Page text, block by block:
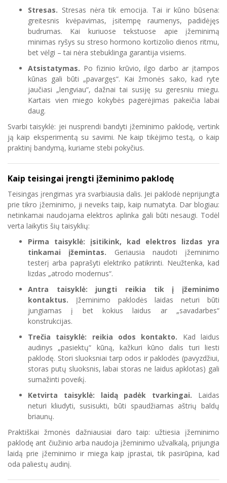
Stresas. Stresas nėra tik emocija. Tai ir kūno būsena:
greitesnis kvėpavimas, įsitempę raumenys, padidėjęs
budrumas. Kai kuriuose tekstuose apie įžeminimą
minimas ryšys su streso hormono kortizolio dienos ritmu,
bet vėlgi – tai nėra stebuklinga garantija visiems.
Atsistatymas. Po fizinio krūvio, ilgo darbo ar įtampos
kūnas gali būti „pavargęs“. Kai žmonės sako, kad ryte
jaučiasi „lengviau“, dažnai tai susiję su geresniu miegu.
Kartais vien miego kokybės pagerėjimas pakeičia labai
daug.
Svarbi taisyklė: jei nusprendi bandyti įžeminimo paklodę, vertink
ją kaip eksperimentą su savimi. Ne kaip tikėjimo testą, o kaip
praktinį bandymą, kuriame stebi pokyčius.
Kaip teisingai įrengti įžeminimo paklodę
Teisingas įrengimas yra svarbiausia dalis. Jei paklodė neprijungta
prie tikro įžeminimo, ji neveiks taip, kaip numatyta. Dar blogiau:
netinkamai naudojama elektros aplinka gali būti nesaugi. Todėl
verta laikytis šių taisyklių:
Pirma taisyklė: įsitikink, kad elektros lizdas yra
tinkamai įžemintas. Geriausia naudoti įžeminimo
testerį arba paprašyti elektriko patikrinti. Neužtenka, kad
lizdas „atrodo modernus“.
Antra taisyklė: jungti reikia tik į įžeminimo
kontaktus. Įžeminimo paklodės laidas neturi būti
jungiamas į bet kokius laidus ar „savadarbes“
konstrukcijas.
Trečia taisyklė: reikia odos kontakto. Kad laidus
audinys „pasiektų“ kūną, kažkuri kūno dalis turi liesti
paklodę. Stori sluoksniai tarp odos ir paklodės (pavyzdžiui,
storas putų sluoksnis, labai storas ne laidus apklotas) gali
sumažinti poveikį.
Ketvirta taisyklė: laidą padėk tvarkingai. Laidas
neturi kliudyti, susisukti, būti spaudžiamas aštrių baldų
briaunų.
Praktiškai žmonės dažniausiai daro taip: užtiesia įžeminimo
paklodę ant čiužinio arba naudoja įžeminimo užvalkalą, prijungia
laidą prie įžeminimo ir miega kaip įprastai, tik pasirūpina, kad
oda paliestų audinį.